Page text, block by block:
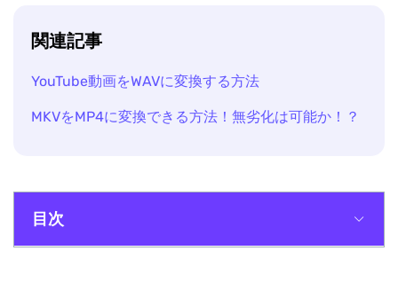
関連記事
YouTube動画をWAVに変換する方法
MKVをMP4に変換できる方法！無劣化は可能か！？
目次